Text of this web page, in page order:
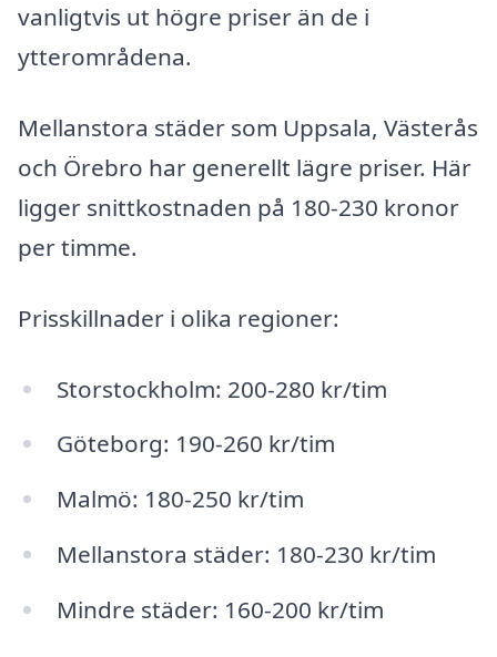
vanligtvis ut högre priser än de i
ytterområdena.
Mellanstora städer som Uppsala, Västerås
och Örebro har generellt lägre priser. Här
ligger snittkostnaden på 180-230 kronor
per timme.
Prisskillnader i olika regioner:
Storstockholm: 200-280 kr/tim
Göteborg: 190-260 kr/tim
Malmö: 180-250 kr/tim
Mellanstora städer: 180-230 kr/tim
Mindre städer: 160-200 kr/tim